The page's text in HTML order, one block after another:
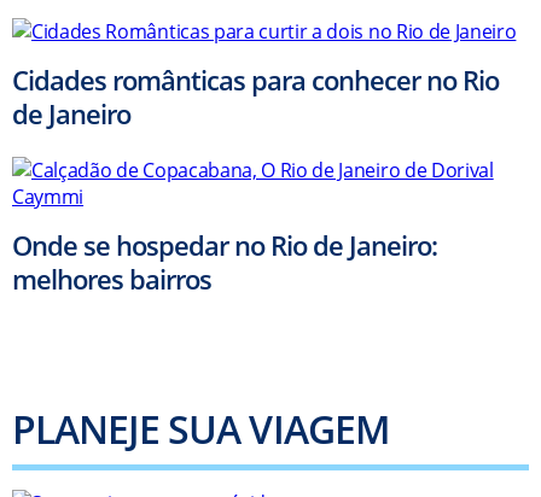
Cidades românticas para conhecer no Rio
de Janeiro
Onde se hospedar no Rio de Janeiro:
melhores bairros
PLANEJE SUA VIAGEM